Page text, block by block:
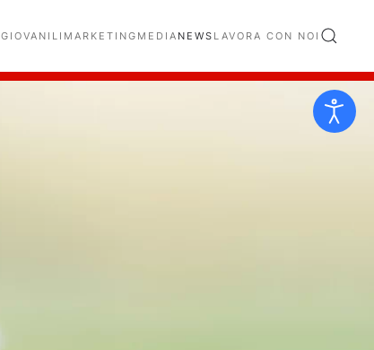
GIOVANILI MARKETING MEDIA NEWS LAVORA CON NOI